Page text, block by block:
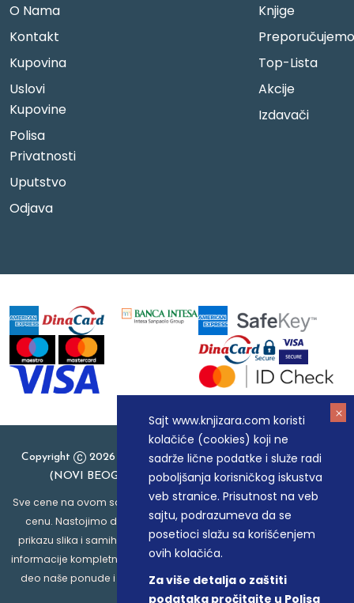
Sajt www.knjizara.com koristi
kolačiće (cookies) koji ne
sadrže lične podatke i služe radi
poboljšanja korisničkog iskustva
veb stranice. Prisutnost na veb
sajtu, podrazumeva da se
posetioci slažu sa korišćenjem
ovih kolačića.
Za više detalja o zaštiti
podataka pročitajte u Polisa
O Nama
Kontakt
Kupovina
Uslovi
Kupovine
Polisa
Privatnosti
Uputstvo
Odjava
Knjige
Preporučujemo
Top-Lista
Akcije
Izdavači
Copyright
2026 Knjizara.com - MAKART DOO BEOGRAD
(NOVI BEOGRAD), PIB: 105184104, MB: 20337524
Sve cene na ovom sajtu iskazane su u dinarima. PDV je uračunat u
cenu. Nastojimo da budemo što precizniji u opisu proizvoda,
prikazu slika i samih cena, ali ne možemo garantovati da su sve
informacije kompletne i bez grešaka. Svi artikli prikazani na sajtu su
deo naše ponude i ne podrazumeva da su dostupni u svakom
trenutku.